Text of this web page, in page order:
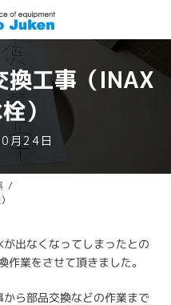
換工事（INAX
）
月24日
出なくなってしまったとの
業をさせて頂きました。
ら部品交換などの作業まで